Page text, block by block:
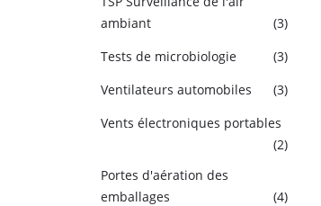
ambiant
(3)
Tests de microbiologie
(3)
Ventilateurs automobiles
(3)
Vents électroniques portables
(2)
Portes d'aération des
emballages
(4)